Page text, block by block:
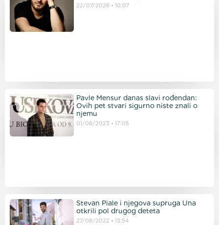
22/07/2026 10:07
Pavle Mensur danas slavi rođendan:
Ovih pet stvari sigurno niste znali o
njemu
01/08/2023 17:05
Stevan Piale i njegova supruga Una
otkrili pol drugog deteta
27/08/2022 13:54